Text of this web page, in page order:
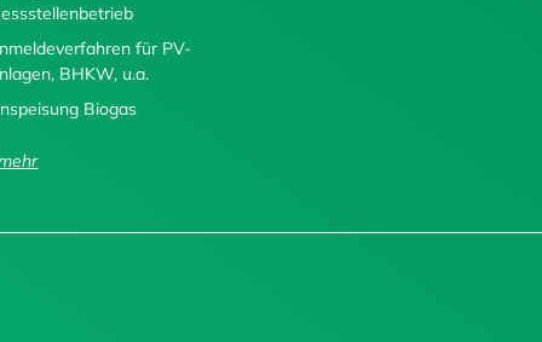
für PV-
BHKW, u.a.
Biogas